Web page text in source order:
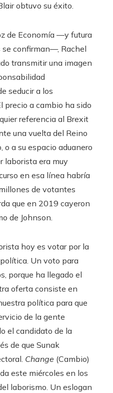
obtuvo su éxito.
de Economía —y futura
se confirman—, Rachel
transmitir una imagen
seducir a los
precio a cambio ha sido
referencia al Brexit
una vuelta del Reino
o a su espacio aduanero
laborista era muy
en esa línea habría
de votantes
que en 2019 cayeron
de Johnson.
hoy es votar por la
Un voto para
porque ha llegado el
oferta consiste en
política para que
de la gente
el candidato de la
de que Sunak
Change (Cambio)
este miércoles en los
laborismo. Un eslogan